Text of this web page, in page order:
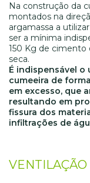
Na construção da
montados na
argamassa a
ser a mínima
150 Kg de cimento
seca.
É indispensável o
cumeeira de
em excesso, que
resultando em
fissura dos
infiltrações de
VENTILAÇÃO